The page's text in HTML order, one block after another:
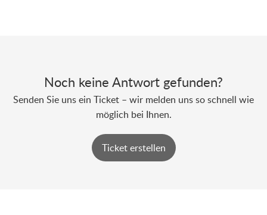
Noch keine Antwort gefunden?
Senden Sie uns ein Ticket – wir melden uns so schnell wie
möglich bei Ihnen.
Ticket erstellen